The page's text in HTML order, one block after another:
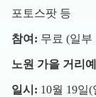
포토스팟 등
참여: 무료 (일부
노원 가을 거리
일시: 10월 19일(